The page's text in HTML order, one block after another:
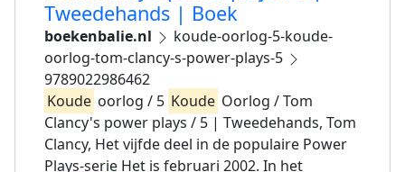
Tweedehands | Boek
boekenbalie.nl
koude-oorlog-5-koude-
oorlog-tom-clancy-s-power-plays-5
9789022986462
Koude oorlog / 5 Koude Oorlog / Tom
Clancy's power plays / 5 | Tweedehands, Tom
Clancy, Het vijfde deel in de populaire Power
Plays-serie Het is februari 2002. In het